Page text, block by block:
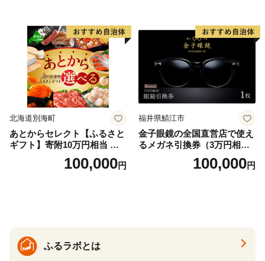
北海道別海町
あとからセレクト【ふるさと
ギフト】寄附10万円相当 あ
とから選べる！ ギフト いく
ら ほたて 海鮮 牛肉 別海町
ギフト ふるさと納税 ）
100,000円
福井県鯖江市
金子眼鏡の全国直営店で使え
るメガネ引換券（3万円相
100,000円
ふるラボとは